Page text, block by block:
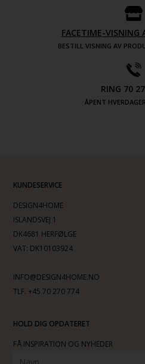
FACETIME-VISNING
BESTILL VISNING AV
RING 70
ÅPENT
KUNDESERVICE
DESIGN4HOME
ISLANDSVEJ 1
DK4681 HERFØLGE
VAT: DK10103924
INFO@DESIGN4HOME.NO
TLF. +45 70 270 774
HOLD DIG OPDATERET
FÅ INSPIRATION OG NYHEDER